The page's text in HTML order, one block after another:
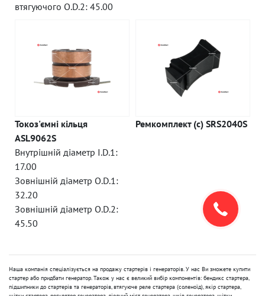
втягуючого O.D.2: 45.00
Токоз'ємні кільця
ASL9062S
Внутрішній діаметр I.D.1:
17.00
Зовнішній діаметр O.D.1:
32.20
Зовнішній діаметр O.D.2:
45.50
Ремкомплект (c) SRS2040S
Наша компанія спеціалізується на продажу стартерів і генераторів. У нас Ви зможете купити
стартер або придбати генератор. Також у нас є великий вибір компонентів: бендикс стартера,
підшипники до стартерів та генераторів, втягуюче реле стартера (соленоїд), якір стартера,